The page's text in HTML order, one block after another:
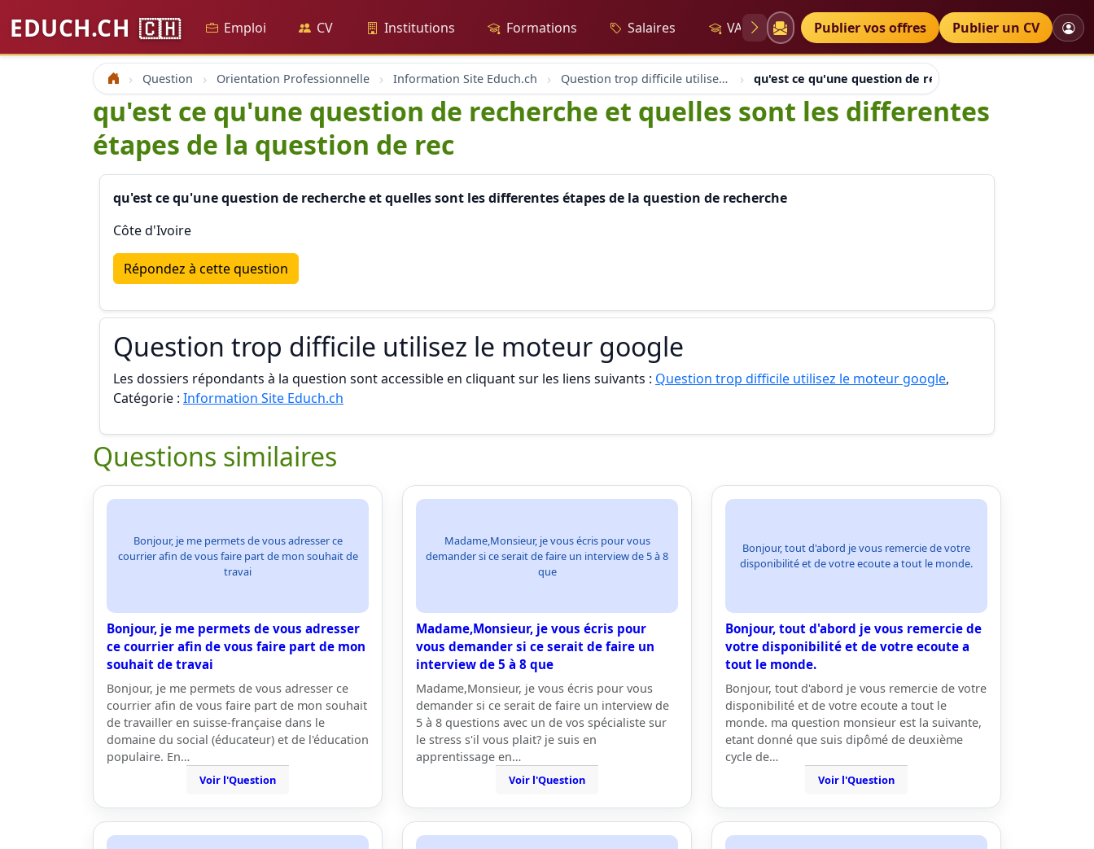
EDUCH.CH 🇨🇭 Emploi CV Institutions Formations Salaires VAE Diplômes Petites annonces
Publier vos offres Publier un CV
Accueil Question Orientation Professionnelle Information Site Educh.ch Question trop difficile utilisez le moteur google qu'est ce qu'une question de recherche et quelles sont
qu'est ce qu'une question de recherche et quelles sont les differentes
étapes de la question de rec
qu'est ce qu'une question de recherche et quelles sont les differentes étapes de la question de recherche
Côte d'Ivoire
Répondez à cette question
Question trop difficile utilisez le moteur google
Les dossiers répondants à la question sont accessible en cliquant sur les liens suivants : Question trop difficile utilisez le moteur google,
Catégorie : Information Site Educh.ch
Questions similaires
Bonjour, je me permets de vous adresser ce
courrier afin de vous faire part de mon souhait de
travai
Bonjour, je me permets de vous adresser
ce courrier afin de vous faire part de mon
souhait de travai
Bonjour, je me permets de vous adresser ce
courrier afin de vous faire part de mon souhait
de travailler en suisse-française dans le
domaine du social (éducateur) et de l'éducation
populaire. En…
Voir l'Question
Madame,Monsieur, je vous écris pour vous
demander si ce serait de faire un interview de 5 à 8
que
Madame,Monsieur, je vous écris pour
vous demander si ce serait de faire un
interview de 5 à 8 que
Madame,Monsieur, je vous écris pour vous
demander si ce serait de faire un interview de
5 à 8 questions avec un de vos spécialiste sur
le stress s'il vous plait? je suis en
apprentissage en…
Voir l'Question
Bonjour, tout d'abord je vous remercie de votre
disponibilité et de votre ecoute a tout le monde.
Bonjour, tout d'abord je vous remercie de
votre disponibilité et de votre ecoute a
tout le monde.
Bonjour, tout d'abord je vous remercie de votre
disponibilité et de votre ecoute a tout le
monde. ma question monsieur est la suivante,
etant donné que suis dipômé de deuxième
cycle de…
Voir l'Question